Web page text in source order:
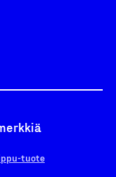
tuote